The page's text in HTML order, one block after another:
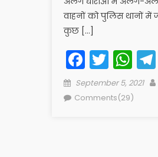
वाहनों को पुलिस थानों में
कुछ […]
Posted
on
September 5, 2021
Comments(29)